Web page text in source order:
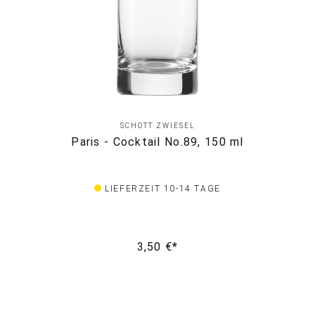
SCHOTT ZWIESEL
Paris - Cocktail No.89, 150 ml
LIEFERZEIT 10-14 TAGE
3,50 €*